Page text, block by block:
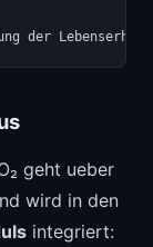
geht ueber
wird in den
integriert: